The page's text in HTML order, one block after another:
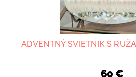
ADVENTNÝ SVIETNIK S
60 €